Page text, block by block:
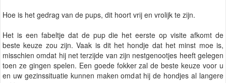
Hoe is het gedrag van de pups, dit hoort vrij en vrolijk te zijn.
Het is een fabeltje dat de pup die het eerste op visite afkomt de
beste keuze zou zijn. Vaak is dit het hondje dat het minst moe is,
misschien omdat hij net terzijde van zijn nestgenootjes heeft gelegen
toen ze gingen spelen. Een goede fokker zal de beste keuze voor u
en uw gezinssituatie kunnen maken omdat hij de hondjes al langere